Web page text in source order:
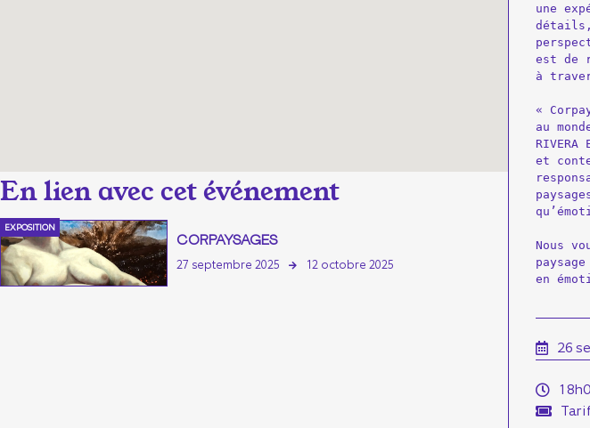
EXPOSITION
CORPAYSAGES
27 septembre 2025 12 octobre 2025
une
détails,
est de
à
«
au
et
Nous
en
26